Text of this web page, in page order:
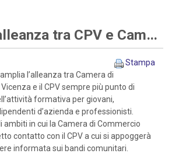
Super alleanza tra CPV e Camera di Commercio di Vicenza
Stampa
l’alleanza tra Camera di
e il CPV sempre più punto di
formativa per giovani,
d’azienda e professionisti.
ambiti in cui la Camera di Commercio
contatto con il CPV a cui si appoggerà
informata sui bandi comunitari.